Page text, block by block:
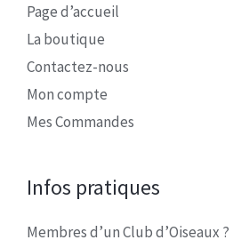
Page d’accueil
La boutique
Contactez-nous
Mon compte
Mes Commandes
Infos pratiques
Membres d’un Club d’Oiseaux ?